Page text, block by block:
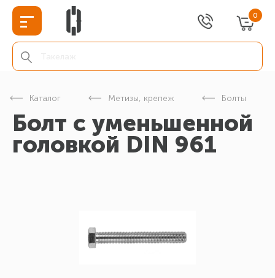
0
Каталог Метизы, крепеж Болты
Болт с уменьшенной
головкой DIN 961